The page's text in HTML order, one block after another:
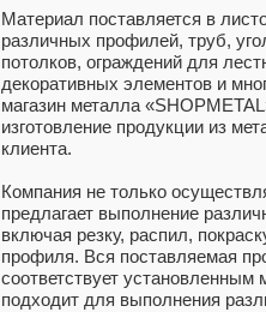
Материал поставляется в
различных профилей, труб,
потолков, ограждений для
декоративных элементов и
магазин металла
изготовление продукции из
клиента.
Компания не только
предлагает выполнение
включая резку, распил,
профиля. Вся поставляемая
соответствует
подходит для выполнения